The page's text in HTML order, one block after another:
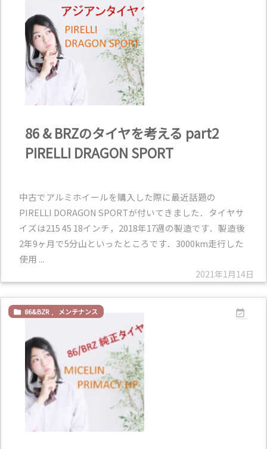
2021年1月14日
86 & BRZのタイヤを考える part2
PIRELLI DRAGON SPORT
中古でアルミホイールを購入した際に最近話題の
PIRELLI DORAGON SPORTが付いてきました．タイヤサ
イズは215 45 18インチ，2018年17週の製造です．製造後
2年9ヶ月で5分山といったところです．3000km走行した
使用 ...

 86&BZR メンテナンス